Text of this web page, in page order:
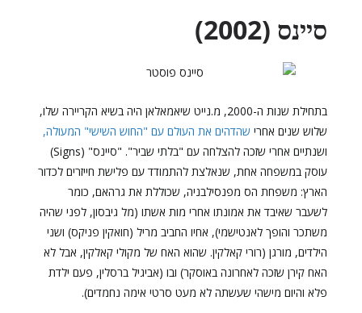
סיינס (2002)
בתחילת שנות ה-2000, מ.נייט שיאמאלאן היה בשיא הקריירה שלו,
שלוש שנים אחרי שהדהים את העולם עם "החוש השישי" המעולה,
ושנתיים אחרי שזכה להצלחה עם "בלתי שביר". "סיינס" (Signs)
עוסק במשפחה אחת, שנאלצת להתמודד עם פלישת חייזרים לכדור
הארץ: משפחת הס מפנסילבניה, שכוללת את גרהאם, כומר
לשעבר שאיבד את אמונתו אחרי מות אשתו (מל גיבסון, לפני שהיה
משתכר והופך לאנטישמי), אחיו החביב מריל (חואקין פניקס) ושני
הילדים, מורגן (רורי קאלקין. שהוא האח של מקולי קאלקין, אבל לא
האח קירן שזכה לאחרונה באוסקר) ובו (אביגיל ברסלין, פעם ילדת
פלא והיום מישהי שעשתה לא מעט סרטי אימה נחמדים).